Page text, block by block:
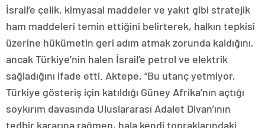
İsrail’e çelik, kimyasal maddeler ve yakıt gibi stratejik
ham maddeleri temin ettiğini belirterek, halkın tepkisi
üzerine hükümetin geri adım atmak zorunda kaldığını,
ancak Türkiye’nin halen İsrail’e petrol ve elektrik
sağladığını ifade etti. Aktepe, “Bu utanç yetmiyor,
Türkiye gösteriş için katıldığı Güney Afrika’nın açtığı
soykırım davasında Uluslararası Adalet Divan’ının
tedbir kararına rağmen, hala kendi topraklarındaki